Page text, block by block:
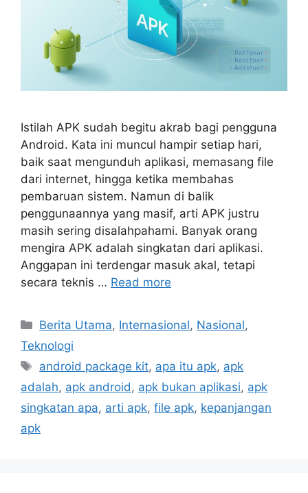
Istilah APK sudah begitu akrab bagi pengguna
Android. Kata ini muncul hampir setiap hari,
baik saat mengunduh aplikasi, memasang file
dari internet, hingga ketika membahas
pembaruan sistem. Namun di balik
penggunaannya yang masif, arti APK justru
masih sering disalahpahami. Banyak orang
mengira APK adalah singkatan dari aplikasi.
Anggapan ini terdengar masuk akal, tetapi
secara teknis … Read more
C
a
e
g
o
r
Berita Utama, Internasional, Nasional,
Teknologi
T
a
s
android package kit, apa itu apk, apk
adalah, apk android, apk bukan aplikasi, apk
singkatan apa, arti apk, file apk, kepanjangan
apk